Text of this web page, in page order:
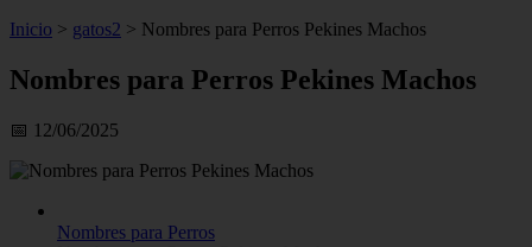
Inicio > gatos2 > Nombres para Perros Pekines Machos
Nombres para Perros Pekines Machos
📅 12/06/2025
Nombres para Perros